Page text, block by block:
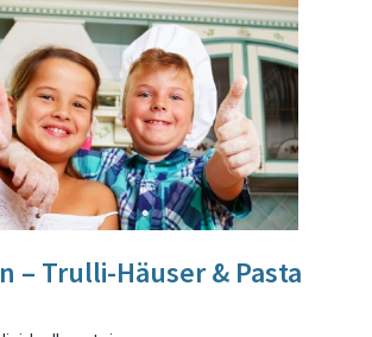
– Trulli-Häuser & Pasta